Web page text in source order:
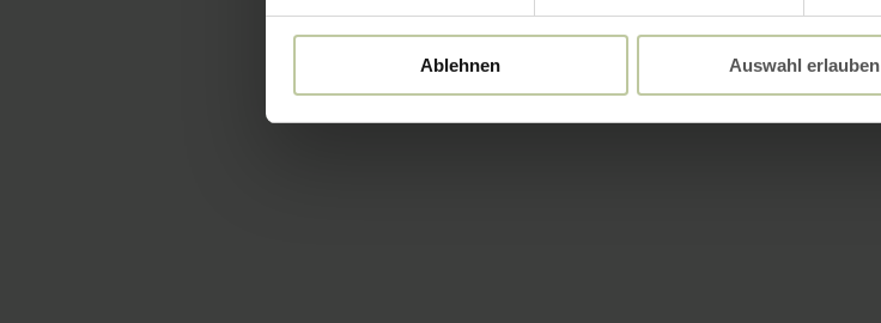
Ablehnen Auswahl erlauben